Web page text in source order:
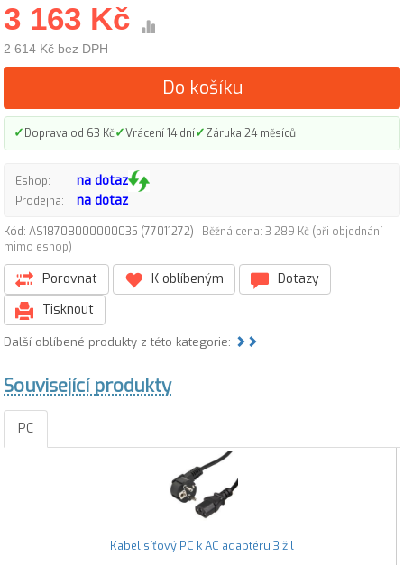
3 163 Kč
2 614 Kč bez DPH
Do košíku
✓Doprava od 63 Kč✓Vrácení 14 dní✓Záruka 24 měsíců
Eshop: na dotaz
Prodejna: na dotaz
Kód: AS18708000000035 (77011272)
Běžná cena: 3 289 Kč (při objednání
mimo eshop)
Porovnat K oblíbeným
Dotazy
Tisknout
Další oblíbené produkty z této kategorie:
Související produkty
PC
Kabel síťový PC k AC adaptéru 3 žil